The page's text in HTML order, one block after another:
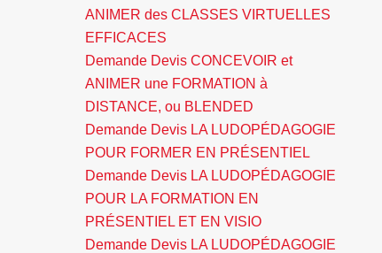
ANIMER des CLASSES VIRTUELLES
EFFICACES
Demande Devis CONCEVOIR et
ANIMER une FORMATION à
DISTANCE, ou BLENDED
Demande Devis LA LUDOPÉDAGOGIE
POUR FORMER EN PRÉSENTIEL
Demande Devis LA LUDOPÉDAGOGIE
POUR LA FORMATION EN
PRÉSENTIEL ET EN VISIO
Demande Devis LA LUDOPÉDAGOGIE